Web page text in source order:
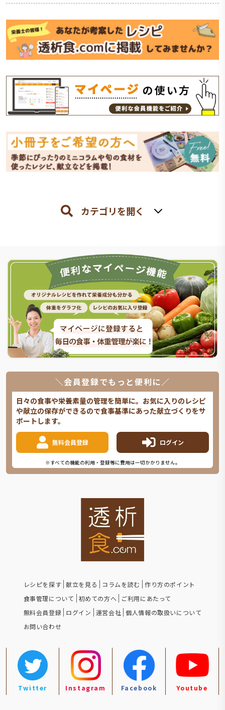
カテゴリを開く
＼会員登録でもっと便利に／
日々の食事や栄養素量の管理を簡単に。お気に入りのレシピ
や献立の保存ができるので食事基準にあった献立づくりをサ
ポートします。
無料会員登録 ログイン
※すべての機能の利用・登録等に費用は一切かかりません。
レシピを探す 献立を見る コラムを読む
作り方のポイント
食事管理について
初めての方へ
ご利用にあたって
無料会員登録 ログイン 運営会社 個人情報の取扱いについて
お問い合わせ
Twitter Instagram Facebook Youtube